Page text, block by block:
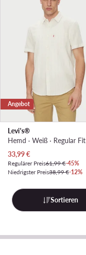
Angebot
Levi's®
Hemd · Weiß · Regular Fit
Aktueller Preis
33,99€
Regulärer Preis61,99 €-45%
Niedrigster Preis38,99 €-12%
Sortieren